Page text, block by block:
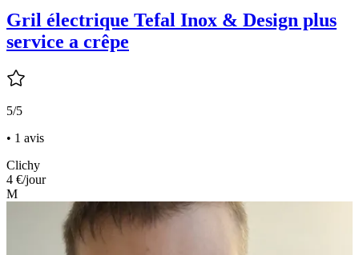
Gril électrique Tefal Inox & Design plus
service a crêpe
5/5
• 1 avis
Clichy
4 €/jour
M